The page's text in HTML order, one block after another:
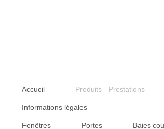
Accueil Produits - Prestations
Informations légales
Fenêtres Portes Baies